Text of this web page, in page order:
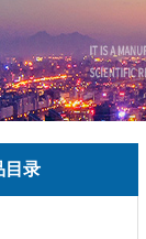
目录